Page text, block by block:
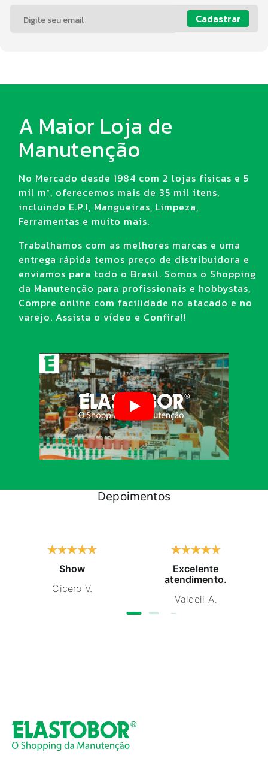
Cadastrar
A Maior Loja de
Manutenção
No Mercado desde 1984 com 2 lojas físicas e 5
mil m², oferecemos mais de 35 mil itens,
incluindo E.P.I, Mangueiras, Limpeza,
Ferramentas e muito mais.
Trabalhamos com as melhores marcas e uma
entrega rápida temos preço de distribuidora e
enviamos para todo o Brasil. Somos o Shopping
da Manutenção para profissionais e hobbystas,
Compre online com facilidade no atacado e no
varejo. Assista o vídeo e Confira!!
Depoimentos
Show
Cicero V.
Excelente
atendimento.
Valdeli A.